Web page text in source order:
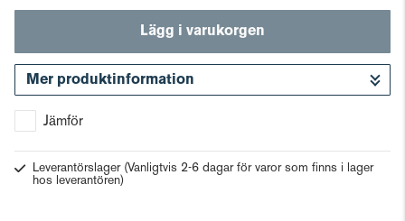
Lägg i varukorgen
Mer produktinformation
Jämför
Leverantörslager (Vanligtvis 2-6 dagar för varor som finns i lager
hos leverantören)